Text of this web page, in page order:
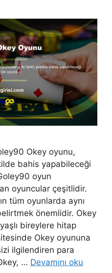
Okey oyunu,
bahis yapabileceği
oyun
oyuncular çeşitlidir.
tüm oyunlarda aynı
önemlidir. Okey
bireylere hitap
Okey oyununa
ilgilendiren para
… Devamını oku